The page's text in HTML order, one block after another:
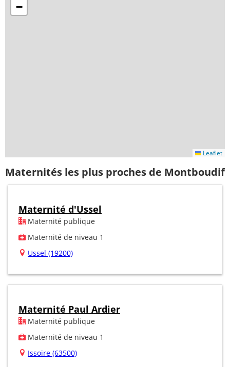
−
Leaflet
Maternités les plus proches de Montboudif
Maternité d'Ussel
Maternité publique
Maternité de niveau 1
Ussel (19200)
Maternité Paul Ardier
Maternité publique
Maternité de niveau 1
Issoire (63500)